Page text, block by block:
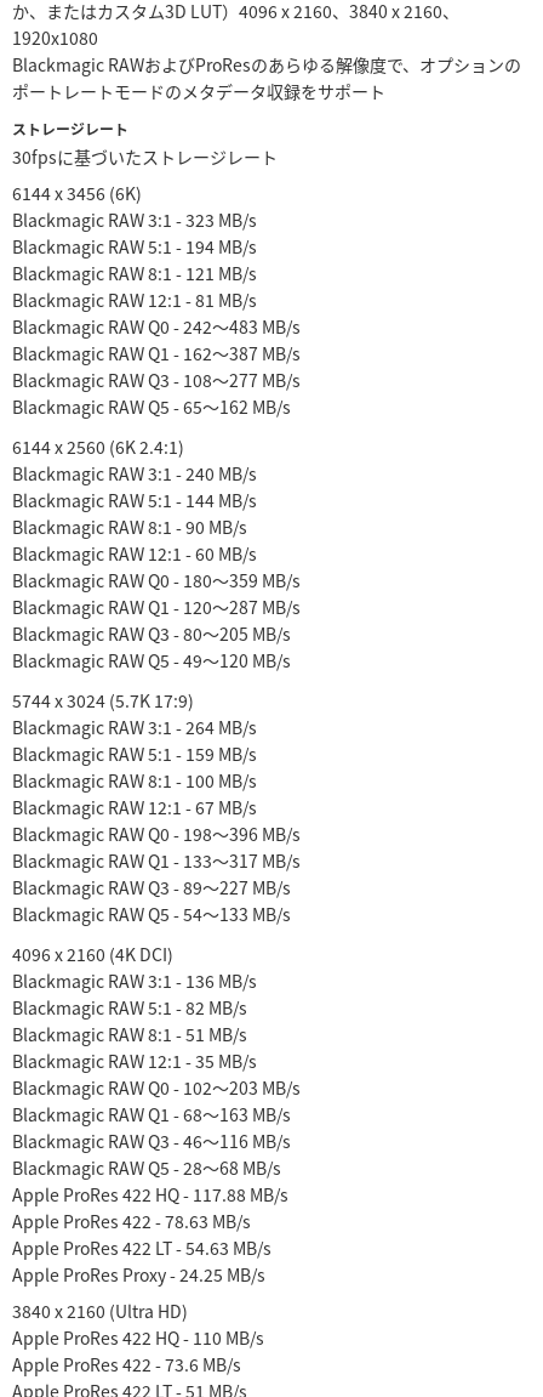
か、またはカスタム3D LUT）4096 x 2160、3840 x 2160、
1920x1080
Blackmagic RAWおよびProResのあらゆる解像度で、オプションの
ポートレートモードのメタデータ収録をサポート
ストレージレート
30fpsに基づいたストレージレート
6144 x 3456 (6K)
Blackmagic RAW 3:1 - 323 MB/s
Blackmagic RAW 5:1 - 194 MB/s
Blackmagic RAW 8:1 - 121 MB/s
Blackmagic RAW 12:1 - 81 MB/s
Blackmagic RAW Q0 - 242〜483 MB/s
Blackmagic RAW Q1 - 162〜387 MB/s
Blackmagic RAW Q3 - 108〜277 MB/s
Blackmagic RAW Q5 - 65〜162 MB/s
6144 x 2560 (6K 2.4:1)
Blackmagic RAW 3:1 - 240 MB/s
Blackmagic RAW 5:1 - 144 MB/s
Blackmagic RAW 8:1 - 90 MB/s
Blackmagic RAW 12:1 - 60 MB/s
Blackmagic RAW Q0 - 180〜359 MB/s
Blackmagic RAW Q1 - 120〜287 MB/s
Blackmagic RAW Q3 - 80〜205 MB/s
Blackmagic RAW Q5 - 49〜120 MB/s
5744 x 3024 (5.7K 17:9)
Blackmagic RAW 3:1 - 264 MB/s
Blackmagic RAW 5:1 - 159 MB/s
Blackmagic RAW 8:1 - 100 MB/s
Blackmagic RAW 12:1 - 67 MB/s
Blackmagic RAW Q0 - 198〜396 MB/s
Blackmagic RAW Q1 - 133〜317 MB/s
Blackmagic RAW Q3 - 89〜227 MB/s
Blackmagic RAW Q5 - 54〜133 MB/s
4096 x 2160 (4K DCI)
Blackmagic RAW 3:1 - 136 MB/s
Blackmagic RAW 5:1 - 82 MB/s
Blackmagic RAW 8:1 - 51 MB/s
Blackmagic RAW 12:1 - 35 MB/s
Blackmagic RAW Q0 - 102〜203 MB/s
Blackmagic RAW Q1 - 68〜163 MB/s
Blackmagic RAW Q3 - 46〜116 MB/s
Blackmagic RAW Q5 - 28〜68 MB/s
Apple ProRes 422 HQ - 117.88 MB/s
Apple ProRes 422 - 78.63 MB/s
Apple ProRes 422 LT - 54.63 MB/s
Apple ProRes Proxy - 24.25 MB/s
3840 x 2160 (Ultra HD)
Apple ProRes 422 HQ - 110 MB/s
Apple ProRes 422 - 73.6 MB/s
Apple ProRes 422 LT - 51 MB/s